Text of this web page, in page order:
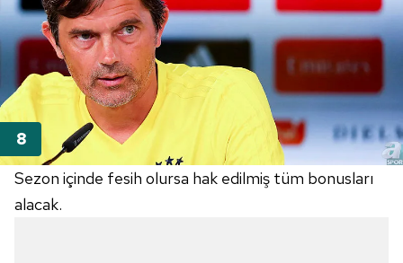
Sezon içinde fesih olursa hak edilmiş tüm bonusları
alacak.